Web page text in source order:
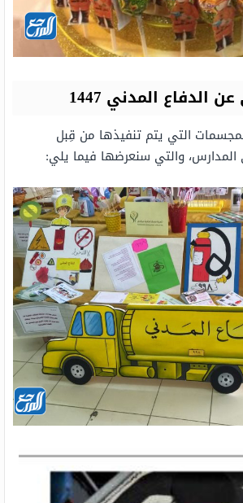
المدني 1447
التي يتم تنفيذها من قِبل
والتي سنعرضها فيما يلي: